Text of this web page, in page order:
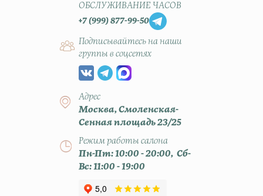
ОБСЛУЖИВАНИЕ ЧАСОВ
+7 (999) 877-99-50
Подписывайтесь на наши
группы в соцсетях
Адрес
Москва, Смоленская-
Сенная площадь 23/25
Режим работы салона
Пн-Пт: 10:00 - 20:00, Сб-
Вс: 11:00 - 19:00